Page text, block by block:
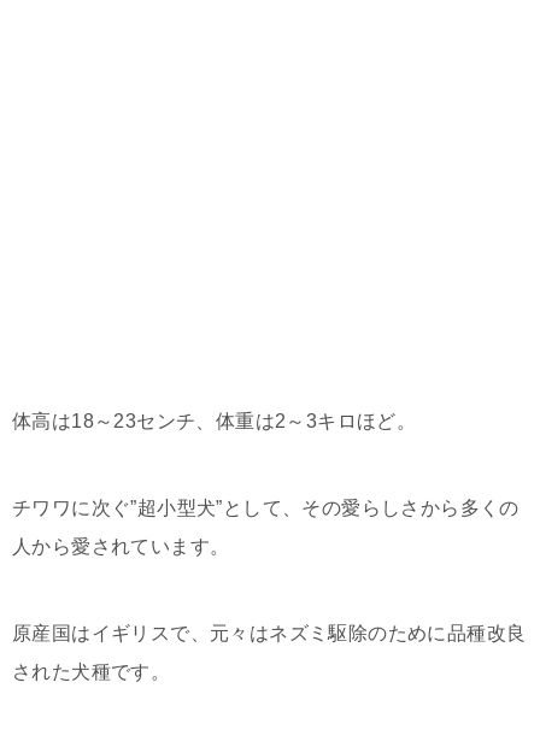
体高は18～23センチ、体重は2～3キロほど。
チワワに次ぐ”超小型犬”として、その愛らしさから多くの
人から愛されています。
原産国はイギリスで、元々はネズミ駆除のために品種改良
された犬種です。